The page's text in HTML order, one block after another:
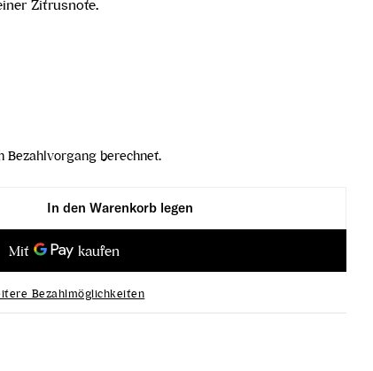
Zitrusnote.
Bezahlvorgang berechnet.
Blancs 1er Cru Brut Nature verringern
Blanc de Blancs 1er Cru Brut Nature erhöhen
In den Warenkorb legen
Bezahlmöglichkeiten